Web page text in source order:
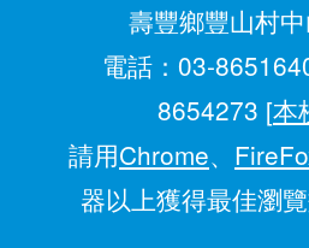
壽豐鄉豐山村
電話：03-
8654273 [本
請用Chrome、
器以上獲得最佳瀏